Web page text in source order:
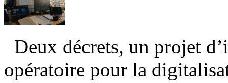
Deux décrets, un projet
opératoire pour la